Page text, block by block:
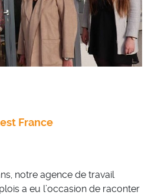
France
notre agence de travail
a eu l’occasion de raconter